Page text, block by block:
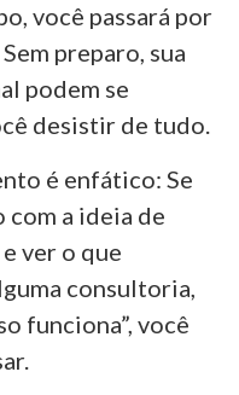
você passará por
preparo, sua
podem se
desistir de tudo.
é enfático: Se
com a ideia de
ver o que
consultoria,
funciona”, você